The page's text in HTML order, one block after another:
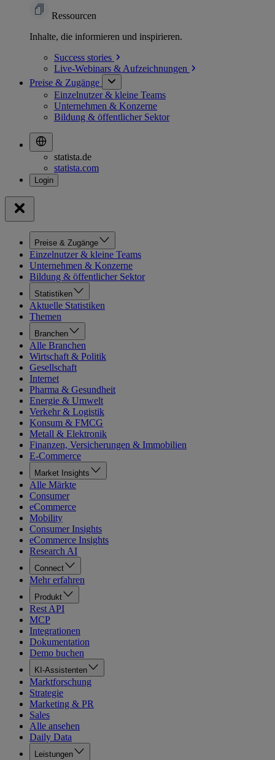
Ressourcen
Inhalte, die informieren und inspirieren.
Success stories
Live-Webinars & Aufzeichnungen
Preise & Zugänge
Einzelnutzer & kleine Teams
Unternehmen & Konzerne
Bildung & öffentlicher Sektor
statista.de
statista.com
Preise & Zugänge
Einzelnutzer & kleine Teams
Unternehmen & Konzerne
Bildung & öffentlicher Sektor
Statistiken
Aktuelle Statistiken
Themen
Branchen
Alle Branchen
Wirtschaft & Politik
Gesellschaft
Internet
Pharma & Gesundheit
Energie & Umwelt
Verkehr & Logistik
Konsum & FMCG
Metall & Elektronik
Finanzen, Versicherungen & Immobilien
E-Commerce
Market Insights
Alle Märkte
Consumer
eCommerce
Mobility
Consumer Insights
eCommerce Insights
Research AI
Connect
Mehr erfahren
Produkt
Rest API
MCP
Integrationen
Dokumentation
Demo buchen
KI-Assistenten
Marktforschung
Strategie
Marketing & PR
Sales
Alle ansehen
Daily Data
Leistungen